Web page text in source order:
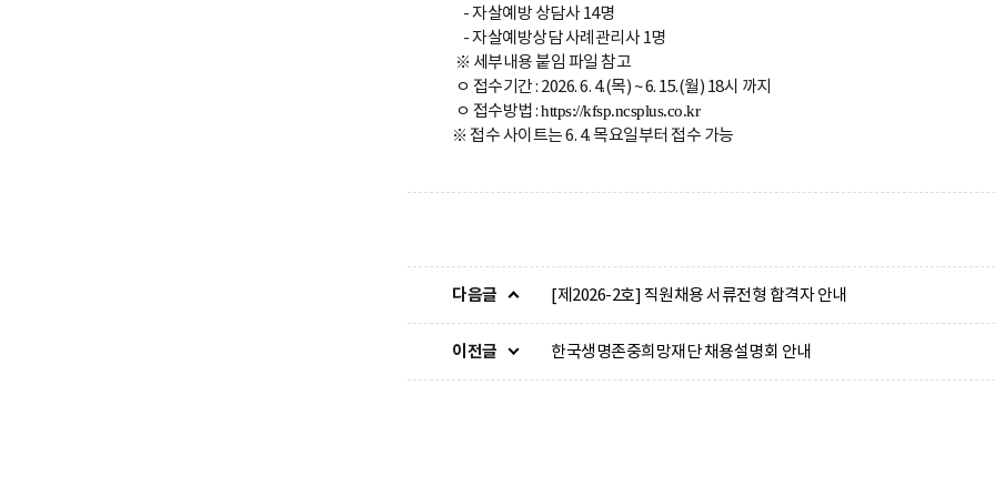
- 자살예방 상담사 14명
- 자살예방상담 사례관리사 1명
※ 세부내용 붙임 파일 참고
ㅇ 접수기간 : 2026. 6. 4.(목) ~ 6. 15.(월) 18시 까지​
ㅇ 접수방법 :https://kfsp.ncsplus.co.kr
※ 접수 사이트는 6. 4. 목요일부터 접수 가능
다음글 [제2026-2호] 직원채용 서류전형 합격자 안내
이전글 한국생명존중희망재단 채용설명회 안내